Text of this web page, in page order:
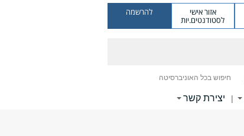
אזור אישי
לסטודנטים.יות
להרשמה
חיפוש בכל האוניברסיטה
| יצירת קשר